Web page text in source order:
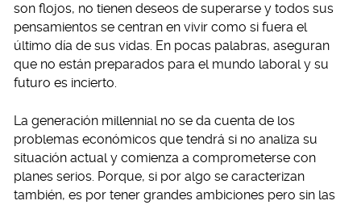
son flojos, no tienen deseos de superarse y todos sus
pensamientos se centran en vivir como si fuera el
último día de sus vidas. En pocas palabras, aseguran
que no están preparados para el mundo laboral y su
futuro es incierto.
La generación millennial no se da cuenta de los
problemas económicos que tendrá si no analiza su
situación actual y comienza a comprometerse con
planes serios. Porque, si por algo se caracterizan
también, es por tener grandes ambiciones pero sin las